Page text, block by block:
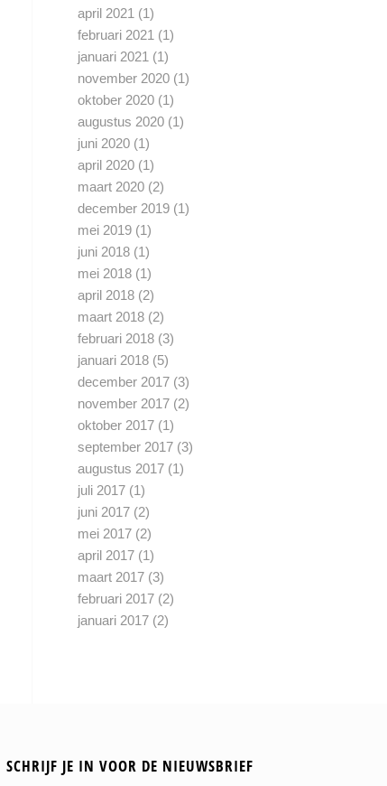
april 2021 (1)
februari 2021 (1)
januari 2021 (1)
november 2020 (1)
oktober 2020 (1)
augustus 2020 (1)
juni 2020 (1)
april 2020 (1)
maart 2020 (2)
december 2019 (1)
mei 2019 (1)
juni 2018 (1)
mei 2018 (1)
april 2018 (2)
maart 2018 (2)
februari 2018 (3)
januari 2018 (5)
december 2017 (3)
november 2017 (2)
oktober 2017 (1)
september 2017 (3)
augustus 2017 (1)
juli 2017 (1)
juni 2017 (2)
mei 2017 (2)
april 2017 (1)
maart 2017 (3)
februari 2017 (2)
januari 2017 (2)
SCHRIJF JE IN VOOR DE NIEUWSBRIEF